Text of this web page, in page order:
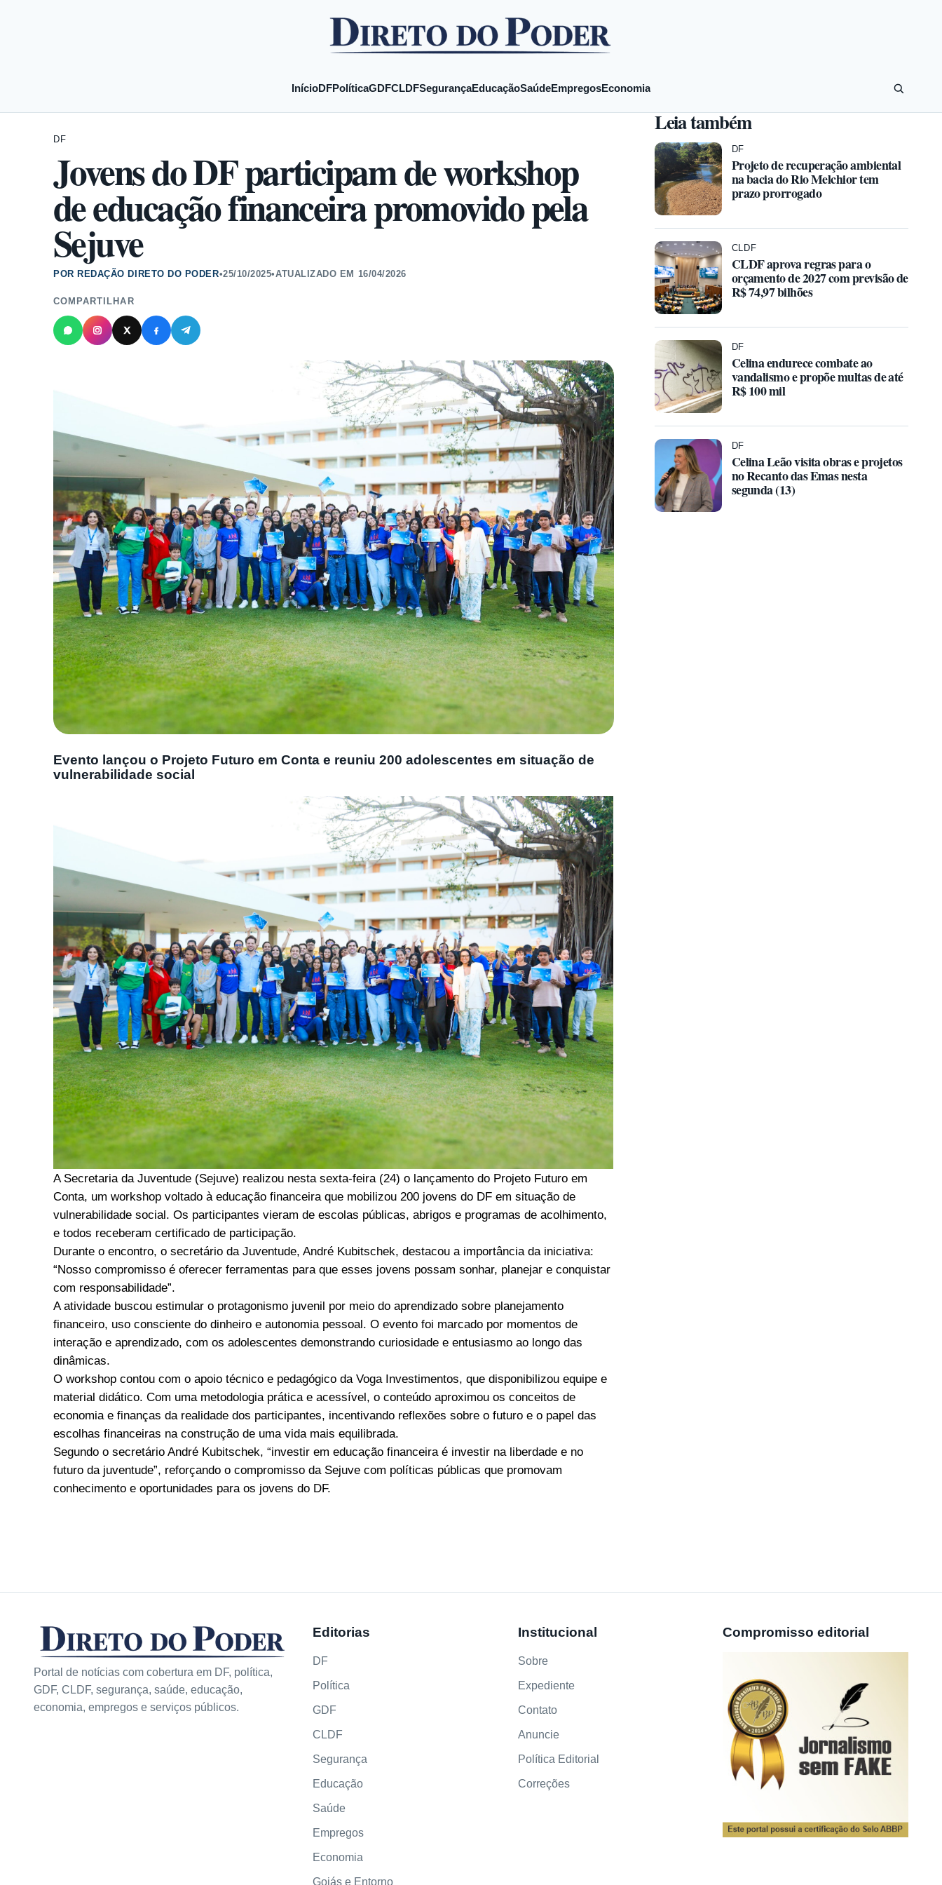
InícioDFPolíticaGDFCLDFSegurançaEducaçãoSaúdeEmpregosEconomia
DF
Jovens do DF participam de workshop
de educação financeira promovido pela
Sejuve
POR REDAÇÃO DIRETO DO PODER•25/10/2025•ATUALIZADO EM 16/04/2026
COMPARTILHAR
Evento lançou o Projeto Futuro em Conta e reuniu 200 adolescentes em situação de
vulnerabilidade social
A Secretaria da Juventude (Sejuve) realizou nesta sexta-feira (24) o lançamento do Projeto Futuro em
Conta, um workshop voltado à educação financeira que mobilizou 200 jovens do DF em situação de
vulnerabilidade social. Os participantes vieram de escolas públicas, abrigos e programas de acolhimento,
e todos receberam certificado de participação.
Durante o encontro, o secretário da Juventude, André Kubitschek, destacou a importância da iniciativa:
“Nosso compromisso é oferecer ferramentas para que esses jovens possam sonhar, planejar e conquistar
com responsabilidade”.
A atividade buscou estimular o protagonismo juvenil por meio do aprendizado sobre planejamento
financeiro, uso consciente do dinheiro e autonomia pessoal. O evento foi marcado por momentos de
interação e aprendizado, com os adolescentes demonstrando curiosidade e entusiasmo ao longo das
dinâmicas.
O workshop contou com o apoio técnico e pedagógico da Voga Investimentos, que disponibilizou equipe e
material didático. Com uma metodologia prática e acessível, o conteúdo aproximou os conceitos de
economia e finanças da realidade dos participantes, incentivando reflexões sobre o futuro e o papel das
escolhas financeiras na construção de uma vida mais equilibrada.
Segundo o secretário André Kubitschek, “investir em educação financeira é investir na liberdade e no
futuro da juventude”, reforçando o compromisso da Sejuve com políticas públicas que promovam
conhecimento e oportunidades para os jovens do DF.
Leia também
DF
Projeto de recuperação ambiental
na bacia do Rio Melchior tem
prazo prorrogado
CLDF
CLDF aprova regras para o
orçamento de 2027 com previsão de
R$ 74,97 bilhões
DF
Celina endurece combate ao
vandalismo e propõe multas de até
R$ 100 mil
DF
Celina Leão visita obras e projetos
no Recanto das Emas nesta
segunda (13)
Portal de notícias com cobertura em DF, política,
GDF, CLDF, segurança, saúde, educação,
economia, empregos e serviços públicos.
Editorias
DF
Política
GDF
CLDF
Segurança
Educação
Saúde
Empregos
Economia
Goiás e Entorno
Institucional
Sobre
Expediente
Contato
Anuncie
Política Editorial
Correções
Compromisso editorial